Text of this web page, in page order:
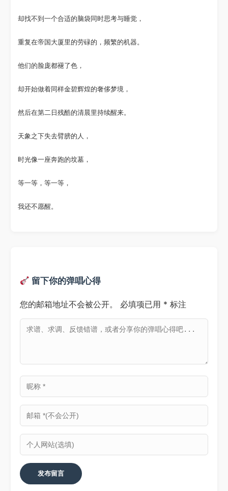
却找不到一个合适的脑袋同时思考与睡觉，
重复在帝国大厦里的劳碌的，频繁的机器。
他们的脸庞都褪了色，
却开始做着同样金碧辉煌的奢侈梦境，
然后在第二日残酷的清晨里持续醒来。
天象之下失去臂膀的人，
时光像一座奔跑的坟墓，
等一等，等一等，
我还不愿醒。
留下你的弹唱心得
您的邮箱地址不会被公开。 必填项已用 * 标注